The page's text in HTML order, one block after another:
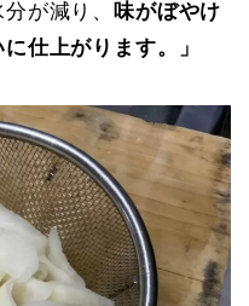
が減り、味がぼやけ
仕上がります。」